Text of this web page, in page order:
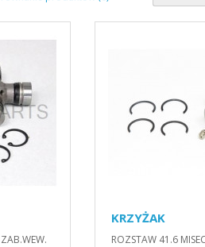
KRZYŻAK
ROZSTAW 41.6